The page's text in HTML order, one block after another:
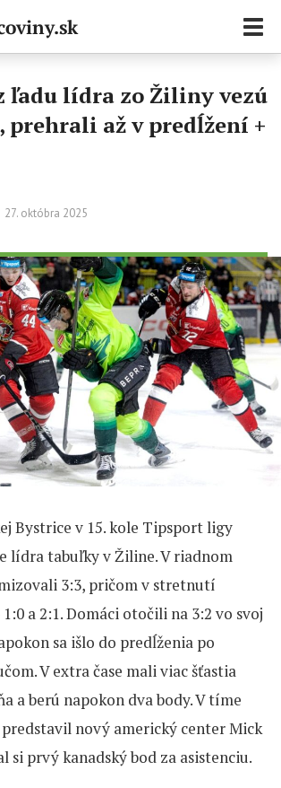
ľadu lídra zo Žiliny vezú
prehrali až v predĺžení +
27. októbra 2025
Bystrice v 15. kole Tipsport ligy
lídra tabuľky v Žiline. V riadnom
3:3, pričom v stretnutí
a 2:1. Domáci otočili na 3:2 vo svoj
sa išlo do predĺženia po
V extra čase mali viac šťastia
a berú napokon dva body. V tíme
predstavil nový americký center Mick
si prvý kanadský bod za asistenciu.